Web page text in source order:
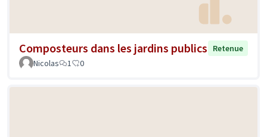
Composteurs dans les jardins publics
Retenue
Nicolas
1 0